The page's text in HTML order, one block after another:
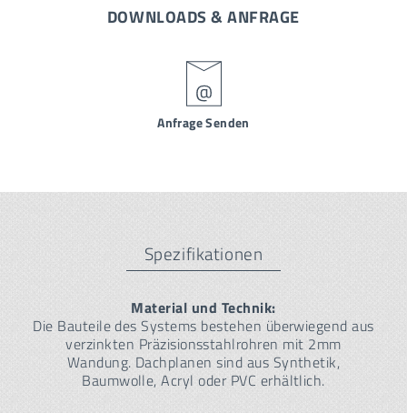
DOWNLOADS & ANFRAGE
Anfrage Senden
Spezifikationen
Material und Technik:
Die Bauteile des Systems bestehen überwiegend aus
verzinkten Präzisionsstahlrohren mit 2mm
Wandung. Dachplanen sind aus Synthetik,
Baumwolle, Acryl oder PVC erhältlich.